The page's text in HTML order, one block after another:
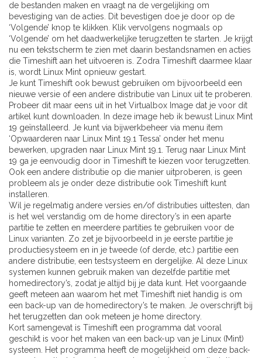
de bestanden maken en vraagt na de vergelijking om
bevestiging van de acties. Dit bevestigen doe je door op de
‘Volgende’ knop te klikken. Klik vervolgens nogmaals op
‘Volgende’ om het daadwerkelijke terugzetten te starten. Je krijgt
nu een tekstscherm te zien met daarin bestandsnamen en acties
die Timeshift aan het uitvoeren is. Zodra Timeshift daarmee klaar
is, wordt Linux Mint opnieuw gestart.
Je kunt Timeshift ook bewust gebruiken om bijvoorbeeld een
nieuwe versie of een andere distributie van Linux uit te proberen.
Probeer dit maar eens uit in het Virtualbox Image dat je voor dit
artikel kunt downloaden. In deze image heb ik bewust Linux Mint
19 geïnstalleerd. Je kunt via bijwerkbeheer via menu item
‘Opwaarderen naar Linux Mint 19.1 Tessa’ onder het menu
bewerken, upgraden naar Linux Mint 19.1. Terug naar Linux Mint
19 ga je eenvoudig door in Timeshift te kiezen voor terugzetten.
Ook een andere distributie op die manier uitproberen, is geen
probleem als je onder deze distributie ook Timeshift kunt
installeren.
Wil je regelmatig andere versies en/of distributies uittesten, dan
is het wel verstandig om de home directory’s in een aparte
partitie te zetten en meerdere partities te gebruiken voor de
Linux varianten. Zo zet je bijvoorbeeld in je eerste partitie je
productiesysteem en in je tweede (of derde, etc.) partitie een
andere distributie, een testsysteem en dergelijke. Al deze Linux
systemen kunnen gebruik maken van dezelfde partitie met
homedirectory’s, zodat je altijd bij je data kunt. Het voorgaande
geeft meteen aan waarom het met Timeshift niet handig is om
een back-up van de homedirectory’s te maken. Je overschrijft bij
het terugzetten dan ook meteen je home directory.
Kort samengevat is Timeshift een programma dat vooral
geschikt is voor het maken van een back-up van je Linux (Mint)
systeem. Het programma heeft de mogelijkheid om deze back-